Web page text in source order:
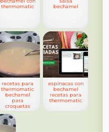
thermomatic
bechamel
recetas para
thermomatic
bechamel
para
croquetas
espinacas con
bechamel
recetas para
thermomatic